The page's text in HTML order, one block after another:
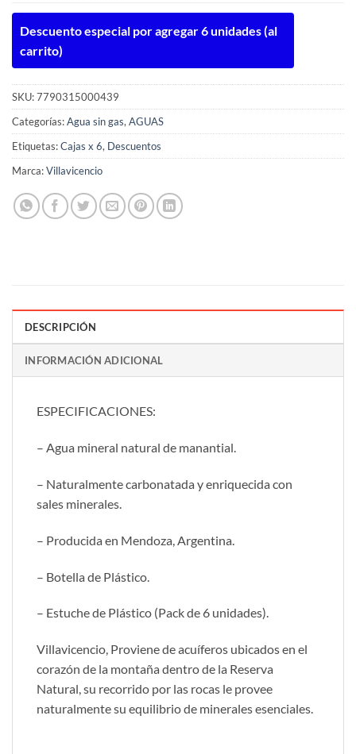
Descuento especial por agregar 6 unidades (al
carrito)
SKU:7790315000439
Categorías:Agua sin gas,AGUAS
Etiquetas:Cajas x 6, Descuentos
Marca:Villavicencio
DESCRIPCIÓN
INFORMACIÓN ADICIONAL
ESPECIFICACIONES:
– Agua mineral natural de manantial.
– Naturalmente carbonatada y enriquecida con
sales minerales.
– Producida en Mendoza, Argentina.
– Botella de Plástico.
– Estuche de Plástico (Pack de 6 unidades).
Villavicencio, Proviene de acuíferos ubicados en el
corazón de la montaña dentro de la Reserva
Natural, su recorrido por las rocas le provee
naturalmente su equilibrio de minerales esenciales.